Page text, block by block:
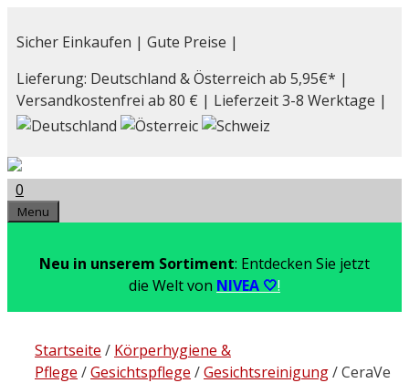
Inhalt
Sicher Einkaufen | Gute Preise |
Lieferung: Deutschland & Österreich ab 5,95€* |
Versandkostenfrei ab 80 € | Lieferzeit 3-8 Werktage |
0
Menu
Neu in unserem Sortiment: Entdecken Sie jetzt
die Welt von NIVEA 🤍!
Startseite / Körperhygiene &
Pflege /Gesichtspflege /Gesichtsreinigung/ CeraVe